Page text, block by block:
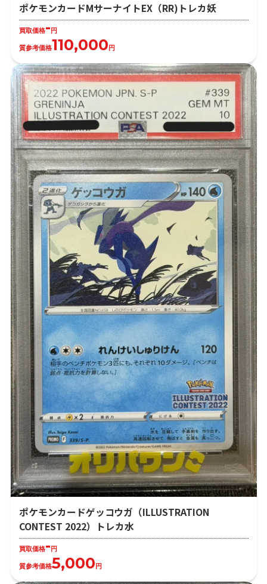
ポケモンカードMサーナイトEX（RR)トレカ妖
買取価格-円
質参考価格110,000円
ポケモンカードゲッコウガ（ILLUSTRATION
CONTEST 2022）トレカ水
買取価格-円
質参考価格5,000円